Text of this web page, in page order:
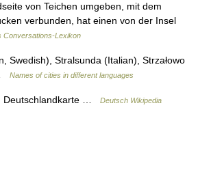
von Teichen umgeben, mit dem
verbunden, hat einen von der Insel
Conversations-Lexikon
Swedish), Stralsunda (Italian), Strzałowo
Names of cities in different languages
Deutschlandkarte … Deutsch Wikipedia